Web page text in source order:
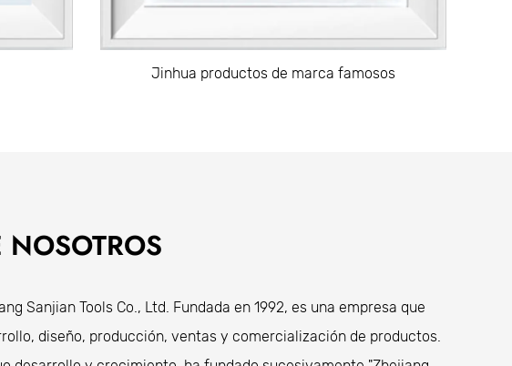
Jinhua productos de marca famosos
NOSOTROS
Sanjian Tools Co., Ltd. Fundada en 1992, es una empresa que
diseño, producción, ventas y comercialización de productos.